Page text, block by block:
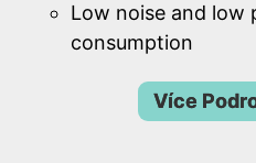
Low noise and low
consumption
Více